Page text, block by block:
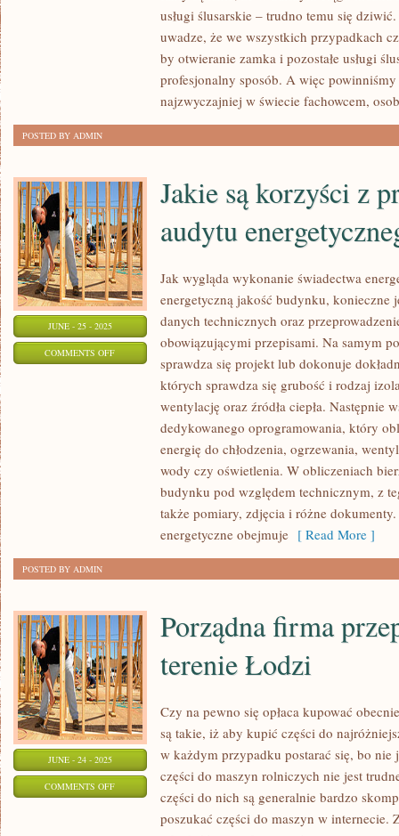
usługi ślusarskie – trudno temu się
uwadze, że we wszystkich przypadkach
by otwieranie zamka i pozostałe usługi
profesjonalny sposób. A więc
najzwyczajniej w świecie fachowcem,
POSTED BY ADMIN
JUNE - 25 - 2025
COMMENTS OFFON
ENERGETYCZNEGO
Jakie są korzyści z
audytu
Jak wygląda wykonanie świadectwa
energetyczną jakość budynku, konieczne
danych technicznych oraz
obowiązującymi przepisami. Na samym
sprawdza się projekt lub dokonuje
których sprawdza się grubość i rodzaj
wentylację oraz źródła ciepła. Następnie
dedykowanego oprogramowania, który
energię do chłodzenia, ogrzewania,
wody czy oświetlenia. W obliczeniach
budynku pod względem technicznym, z
także pomiary, zdjęcia i różne
energetyczne obejmuje [ Read More ]
POSTED BY ADMIN
JUNE - 24 - 2025
COMMENTS OFFON
Porządna firma
terenie Łodzi
Czy na pewno się opłaca kupować
są takie, iż aby kupić części do
w każdym przypadku postarać się, bo nie
części do maszyn rolniczych nie jest
części do nich są generalnie bardzo
poszukać części do maszyn w internecie.